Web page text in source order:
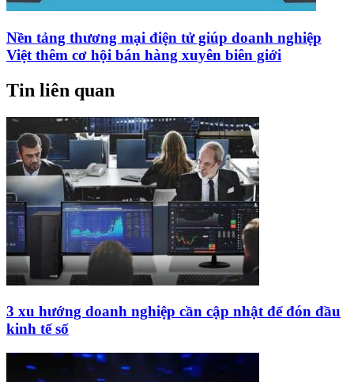
Nền tảng thương mại điện tử giúp doanh nghiệp
Việt thêm cơ hội bán hàng xuyên biên giới
Tin liên quan
3 xu hướng doanh nghiệp cần cập nhật để đón đầu
kinh tế số